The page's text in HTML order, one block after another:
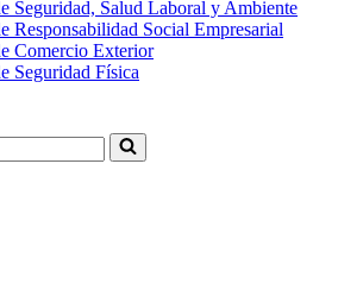
Seguridad, Salud Laboral y Ambiente
Responsabilidad Social Empresarial
Comercio Exterior
Seguridad Física